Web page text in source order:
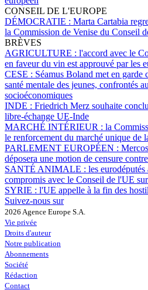
CONSEIL DE L'EUROPE
DÉMOCRATIE : Marta Cartabia
la Commission de Venise du Conseil
BRÈVES
AGRICULTURE : l'accord avec le
en faveur du vin est approuvé par les
CESE : Séamus Boland met en garde
santé mentale des jeunes, confrontés
socioéconomiques
INDE : Friedrich Merz souhaite
libre-échange UE-Inde
MARCHÉ INTÉRIEUR : la
le renforcement du marché unique de
PARLEMENT EUROPÉEN :
déposera une motion de censure
SANTÉ ANIMALE : les
compromis avec le Conseil de l'UE
SYRIE : l'UE appelle à la fin des
Suivez-nous sur
2026 Agence Europe S.A.
Vie privée
Droits d'auteur
Notre publication
Abonnements
Société
Rédaction
Contact